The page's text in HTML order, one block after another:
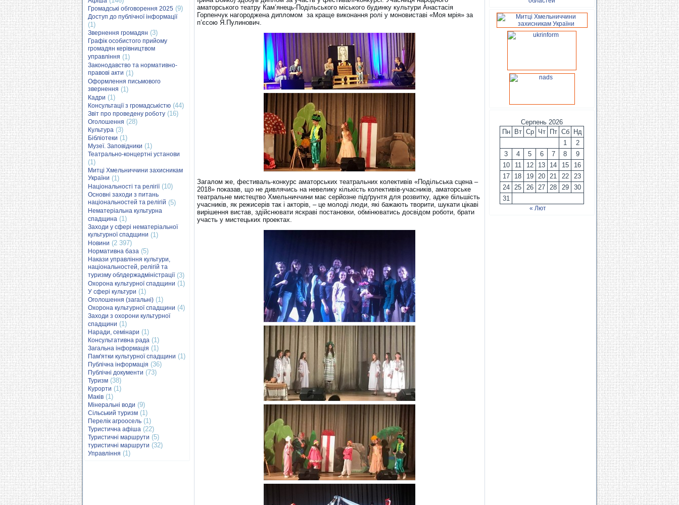
Громадські обговорення 2025 (9)
Доступ до публічної інформації
(1)
Звернення громадян (3)
Графік особистого прийому
громадян керівництвом
управління (1)
Законодавство та нормативно-
правові акти (1)
Оформлення письмового
звернення (1)
Кадри (1)
Консультації з громадськістю (44)
Звіт про проведену роботу (16)
Оголошення (28)
Культура (3)
Бібліотеки (1)
Музеї. Заповідники (1)
Театрально-концертні установи
(1)
Митці Хмельниччини захисникам
України (1)
Національності та релігії(10)
Основні заходи з питань
національностей та релігій (5)
Нематеріальна культурна
спадщина (1)
Заходи у сфері нематеріальної
культурної спадщини (1)
Новини (2 397)
Нормативна база (5)
Накази управління культури,
національностей, релігій та
туризму облдержадміністрації(3)
Охорона культурної спадщини (1)
У сфері культури (1)
Оголошення (загальні) (1)
Охорона культурної спадщини (4)
Заходи з охорони культурної
спадщини (1)
Наради, семінари (1)
Консультативна рада (1)
Загальна інформація (1)
Пам'ятки культурної спадщини (1)
Публічна інформація (36)
Публічні документи (73)
Туризм (38)
Курорти (1)
Маків (1)
Мінеральні води (9)
Сільський туризм (1)
Перелік агроосель (1)
Туристична афіша (22)
Туристичні маршрути (5)
туристичні маршрути (32)
Управління (1)
аматорського театру Кам’янець-Подільського міського будинку культури Анастасія
Горпенчук нагороджена дипломом за краще виконання ролі у моновиставі «Моя мрія» за
п’єсою Я.Пулинович.
Загалом же, фестиваль-конкурс аматорських театральних колективів «Подільська сцена –
2018» показав, що не дивлячись на невелику кількість колективів-учасників, аматорське
театральне мистецтво Хмельниччини має серйозне підґрунтя для розвитку, адже більшість
учасників, як режисерів так і акторів, – це молоді люди, які бажають творити, шукати цікаві
вирішення вистав, здійснювати яскраві постановки, обмінюватись досвідом роботи, брати
участь у мистецьких проектах.
Серпень 2026
Пн
Вт Ср Чт Пт Сб
Нд
1
2
3
4 5 6 7 8
9
10
11 12 13 14 15
16
17
18 19 20 21 22
23
24
25 26 27 28 29
30
31
« Лют